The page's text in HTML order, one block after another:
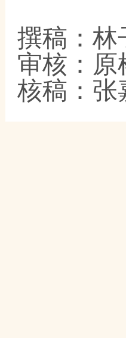
撰稿：林
审核：原
核稿：张